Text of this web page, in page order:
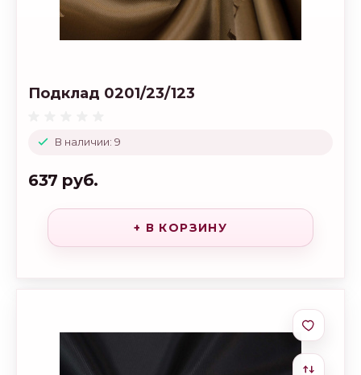
В наличии: 9
Подклад 0201/23/123
637 руб.
+ В КОРЗИНУ